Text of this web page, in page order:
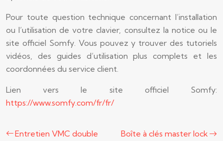
Pour toute question technique concernant l’installation
ou l’utilisation de votre clavier, consultez la notice ou le
site officiel Somfy. Vous pouvez y trouver des tutoriels
vidéos, des guides d’utilisation plus complets et les
coordonnées du service client.
Lien vers le site officiel Somfy:
https://www.somfy.com/fr/fr/
Entretien VMC double
Boîte à clés master lock